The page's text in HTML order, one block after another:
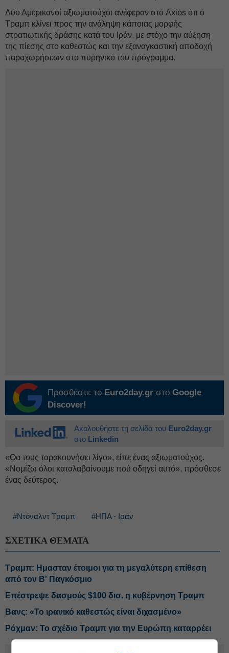
Δύο Αμερικανοί αξιωματούχοι ανέφεραν στο Axios ότι ο
Τραμπ κλίνει προς την ανάληψη κάποιας μορφής
στρατιωτικής δράσης κατά του Ιράν, με στόχο την αύξηση
της πίεσης στο καθεστώς και την εξαναγκαστική αποδοχή
παραχωρήσεων στο πυρηνικό του πρόγραμμα.
Προσθέστε το Euro2day.gr στο Google
Discover!
Ακολουθήστε τη σελίδα του Euro2day.gr
στο Linkedin
«Θα τους ταρακουνήσει λίγο», είπε ένας αξιωματούχος.
«Νομίζω όλοι καταλαβαίνουμε πού οδηγεί αυτό», πρόσθεσε
ένας δεύτερος.
#Ντόναλντ Τραμπ #ΗΠΑ - Ιράν
ΣΧΕΤΙΚΑ ΘΕΜΑΤΑ
Τραμπ: Ημασταν έτοιμοι για τη μεγαλύτερη επίθεση
από τον Β' Παγκόσμιο
Επέστρεψε δασμούς $100 δισ. η κυβέρνηση Τραμπ
Βανς: «Το ιρανικό καθεστώς είναι διχασμένο»
Ράχμαν: Το σχέδιο Τραμπ για την Ευρώπη καταρρέει